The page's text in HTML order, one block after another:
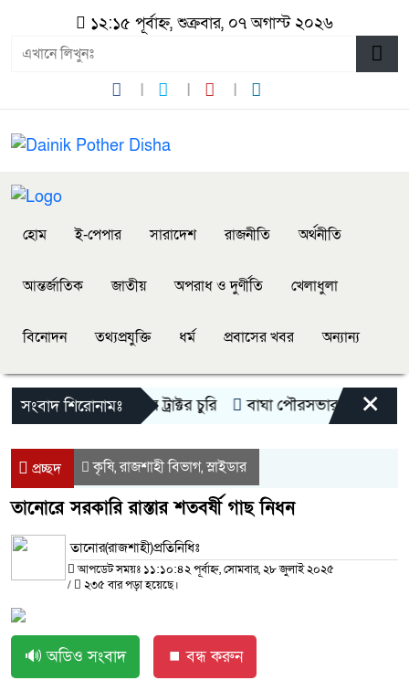
১২:১৫ পূর্বাহ্ন, শুক্রবার, ০৭ অগাস্ট ২০২৬
হোম ই-পেপার সারাদেশ রাজনীতি অর্থনীতি
আন্তর্জাতিক জাতীয় অপরাধ ও দুর্ণীতি খেলাধুলা
বিনোদন তথ্যপ্রযুক্তি ধর্ম প্রবাসের খবর অন্যান্য
সংবাদ শিরোনামঃ
২০ লাখ টাকা মূল্যের ট্রাক্টর চুরি বাঘা পৌরসভার উন্নয়নে
×
প্রচ্ছদ কৃষি,রাজশাহী বিভাগ,স্লাইডার
তানোরে সরকারি রাস্তার শতবর্ষী গাছ নিধন
তানোর(রাজশাহী)প্রতিনিধিঃ
আপডেট সময়ঃ ১১:১০:৪২ পূর্বাহ্ন, সোমবার, ২৮ জুলাই ২০২৫
/
২৩৫ বার পড়া হয়েছে।
🔊 অডিও সংবাদ ⏹ বন্ধ করুন